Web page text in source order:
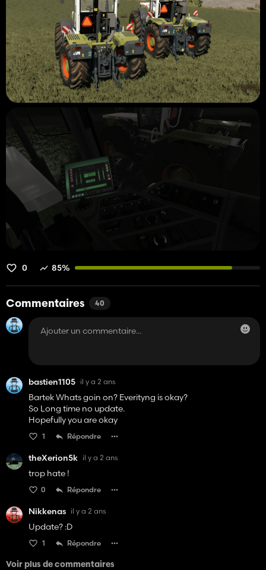
0 85%
Commentaires 40
bastien1105 il y a 2 ans
Bartek Whats goin on? Everityng is okay?
So Long time no update.
Hopefully you are okay
1 Répondre
theXerion5k il y a 2 ans
trop hate !
0 Répondre
Nikkenas il y a 2 ans
Update? :D
1 Répondre
Voir plus de commentaires